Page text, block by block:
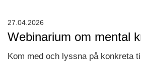
Webinarium om mental
Kom med och lyssna på konkreta
27.04.2026